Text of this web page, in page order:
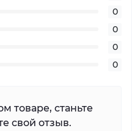
0
0
0
0
товаре, станьте
свой отзыв.